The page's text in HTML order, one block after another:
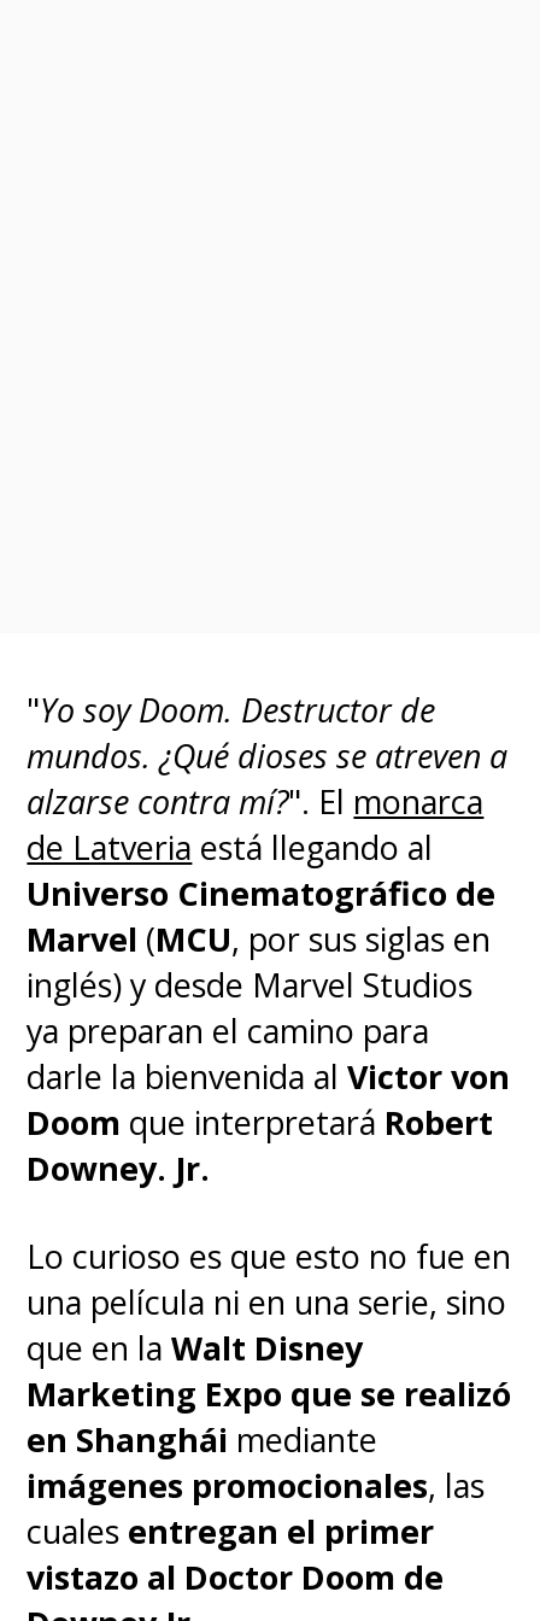
Avengers: The Kang Dinasty
actualmente no tiene director
luego de queDestin Daniel
Cretton(Shang-Chi and the
Legend of the Ten Rings)
abandonara el proyecto para
priorizar otros títulos de Marvel
Studios.
Dentro de los planes de
contingencia, en el último retiro
Studiosque encabezó su
presidenteKevin Feigese
discutió prescindir de Kang y
que tome la posta otro
emblemático villano del
Universo Marvel, el mismísimo
Victor von Doom, el Líder
Supremo del Reino de Latveria,
"Yo soy Doom. Destructor de
mundos. ¿Qué dioses se atreven a
alzarse contra mí?". El monarca
de Latveria está llegando al
Universo Cinematográfico de
Marvel (MCU, por sus siglas en
inglés) y desde Marvel Studios
ya preparan el camino para
darle la bienvenida alVictor von
Doom que interpretará Robert
Downey. Jr.
Lo curioso es que esto no fue en
una película ni en una serie, sino
que en laWalt Disney
Marketing Expo que se realizó
en Shanghái mediante
imágenes promocionales, las
cuales entregan el primer
vistazo al Doctor Doom de